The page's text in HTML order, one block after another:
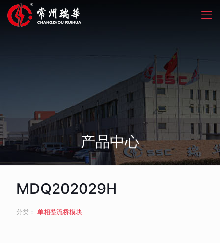
产品中心
MDQ202029H
分类： 单相整流桥模块